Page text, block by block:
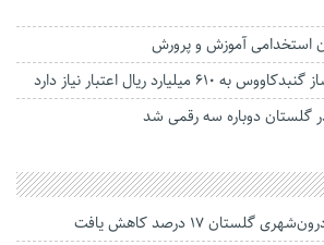
استخدامی آموزش و پرورش
گلستان دوباره سه رقمی شد
۱۷ درصد کاهش یافت